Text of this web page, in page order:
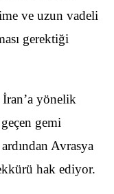
ve uzun vadeli
gerektiği
yönelik
geçen gemi
Avrasya
hak ediyor.